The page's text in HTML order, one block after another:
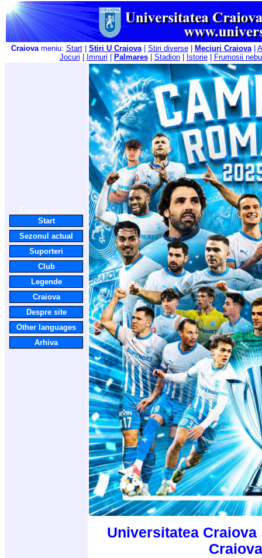
Craiovameniu: Start| Stiri U Craiova| Stiri diverse| Meciuri Craiova|
Jocuri
Imnuri Palmares| Stadion| Istorie| Frumosii
Start
Sezonul actual
Suporteri
Club
Legende
Craiova
Despre site
Other languages
Arhiva
Universitatea